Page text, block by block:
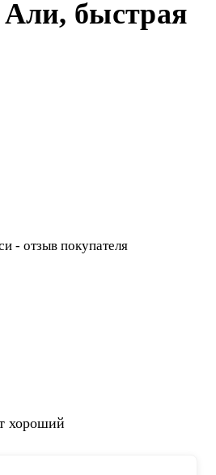
быстрая
хороший